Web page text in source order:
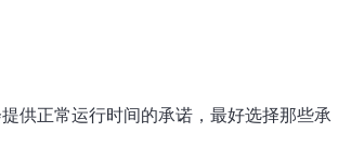
供正常运行时间的承诺，最好选择那些承